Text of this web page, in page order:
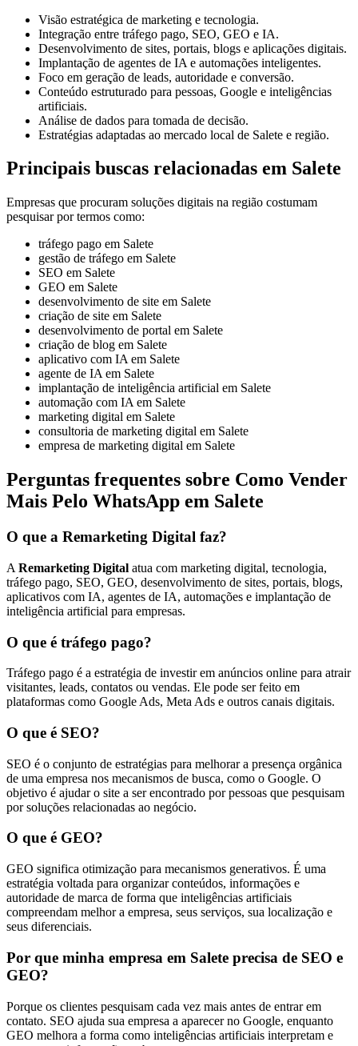
Visão estratégica de marketing e tecnologia.
Integração entre tráfego pago, SEO, GEO e IA.
Desenvolvimento de sites, portais, blogs e aplicações digitais.
Implantação de agentes de IA e automações inteligentes.
Foco em geração de leads, autoridade e conversão.
Conteúdo estruturado para pessoas, Google e inteligências
artificiais.
Análise de dados para tomada de decisão.
Estratégias adaptadas ao mercado local de Salete e região.
Principais buscas relacionadas em Salete
Empresas que procuram soluções digitais na região costumam
pesquisar por termos como:
tráfego pago em Salete
gestão de tráfego em Salete
SEO em Salete
GEO em Salete
desenvolvimento de site em Salete
criação de site em Salete
desenvolvimento de portal em Salete
criação de blog em Salete
aplicativo com IA em Salete
agente de IA em Salete
implantação de inteligência artificial em Salete
automação com IA em Salete
marketing digital em Salete
consultoria de marketing digital em Salete
empresa de marketing digital em Salete
Perguntas frequentes sobre Como Vender
Mais Pelo WhatsApp em Salete
O que a Remarketing Digital faz?
A Remarketing Digital atua com marketing digital, tecnologia,
tráfego pago, SEO, GEO, desenvolvimento de sites, portais, blogs,
aplicativos com IA, agentes de IA, automações e implantação de
inteligência artificial para empresas.
O que é tráfego pago?
Tráfego pago é a estratégia de investir em anúncios online para atrair
visitantes, leads, contatos ou vendas. Ele pode ser feito em
plataformas como Google Ads, Meta Ads e outros canais digitais.
O que é SEO?
SEO é o conjunto de estratégias para melhorar a presença orgânica
de uma empresa nos mecanismos de busca, como o Google. O
objetivo é ajudar o site a ser encontrado por pessoas que pesquisam
por soluções relacionadas ao negócio.
O que é GEO?
GEO significa otimização para mecanismos generativos. É uma
estratégia voltada para organizar conteúdos, informações e
autoridade de marca de forma que inteligências artificiais
compreendam melhor a empresa, seus serviços, sua localização e
seus diferenciais.
Por que minha empresa em Salete precisa de SEO e
GEO?
Porque os clientes pesquisam cada vez mais antes de entrar em
contato. SEO ajuda sua empresa a aparecer no Google, enquanto
GEO melhora a forma como inteligências artificiais interpretam e